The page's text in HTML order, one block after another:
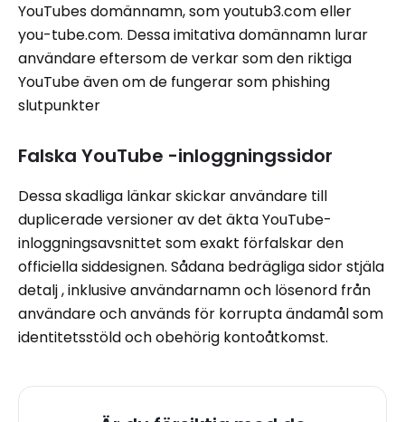
YouTubes domännamn, som youtub3.com eller
you-tube.com. Dessa imitativa domännamn lurar
användare eftersom de verkar som den riktiga
YouTube även om de fungerar som phishing
slutpunkter
Falska YouTube -inloggningssidor
Dessa skadliga länkar skickar användare till
duplicerade versioner av det äkta YouTube-
inloggningsavsnittet som exakt förfalskar den
officiella siddesignen. Sådana bedrägliga sidor stjäla
detalj , inklusive användarnamn och lösenord från
användare och används för korrupta ändamål som
identitetsstöld och obehörig kontoåtkomst.